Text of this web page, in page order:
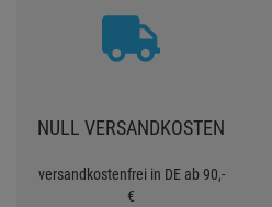
NULL VERSANDKOSTEN
versandkostenfrei in DE ab 90,-
€